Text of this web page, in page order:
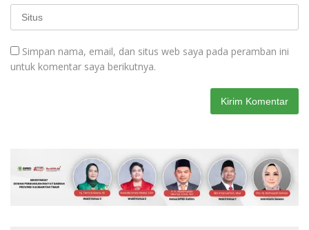
Simpan nama, email, dan situs web saya pada peramban ini
untuk komentar saya berikutnya.